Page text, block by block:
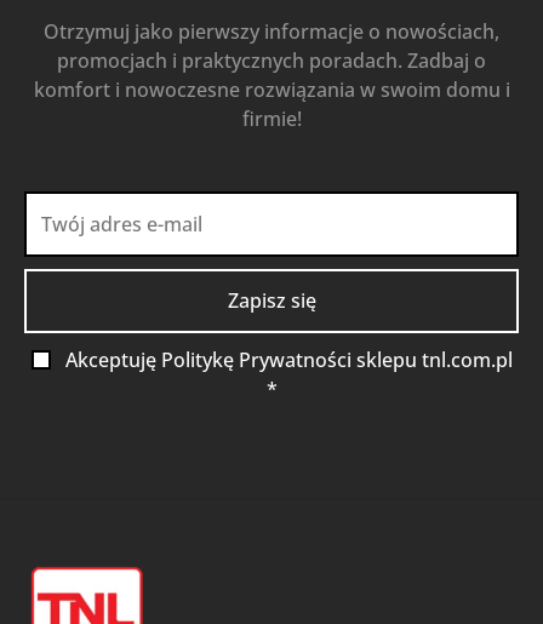
Otrzymuj jako pierwszy informacje o nowościach,
promocjach i praktycznych poradach. Zadbaj o
komfort i nowoczesne rozwiązania w swoim domu i
firmie!
Akceptuję Politykę Prywatności sklepu tnl.com.pl
*